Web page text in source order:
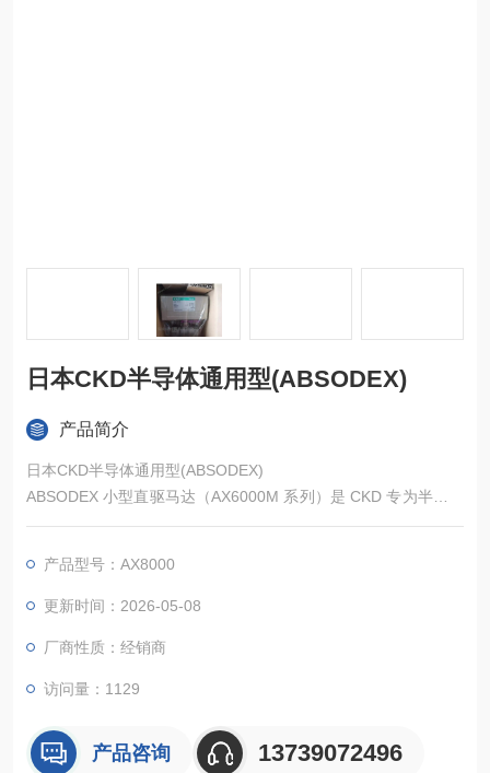
日本CKD半导体通用型(ABSODEX)
产品简介
日本CKD半导体通用型(ABSODEX)
ABSODEX 小型直驱马达（AX6000M 系列）是 CKD 专为半导体
制造场景研发的行业最小尺寸直驱解决方案，采用无齿轮直驱技
复定位精度与纳米级分辨率**。其核心优势包括：
小型化：外径 φ80mm、高度 47mm（1.2N・m 机型），重量仅
产品型号：AX8000
更新时间：2026-05-08
厂商性质：经销商
访问量：1129
产品咨询 13739072496